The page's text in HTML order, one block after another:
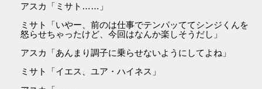
アスカ「ミサト……」
ミサト「いやー、前のは仕事でテンパッててシンジくんを
怒らせちゃったけど、今回はなんか楽しそうだし」
アスカ「あんまり調子に乗らせないようにしてよね」
ミサト「イエス、ユア・ハイネス」